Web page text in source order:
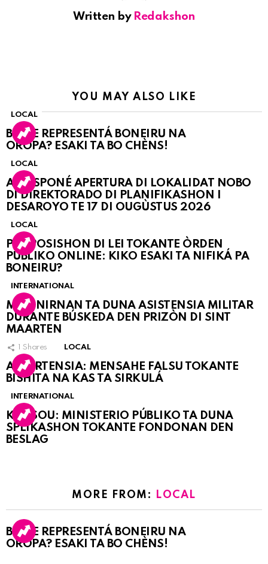
Written by Redakshon
YOU MAY ALSO LIKE
LOCAL
BO KE REPRESENTÁ BONEIRU NA
OROPA? ESAKI TA BO CHÈNS!
LOCAL
A POSPONÉ APERTURA DI LOKALIDAT NOBO
DI DIREKTORADO DI PLANIFIKASHON I
DESAROYO TE 17 DI OUGÙSTUS 2026
LOCAL
PROPOSISHON DI LEI TOKANTE ÒRDEN
PÚBLIKO ONLINE: KIKO ESAKI TA NIFIKÁ PA
BONEIRU?
INTERNATIONAL
MARINIRNAN TA DUNA ASISTENSIA MILITAR
DURANTE BÚSKEDA DEN PRIZÒN DI SINT
MAARTEN
1 Shares LOCAL
ATVERTENSIA: MENSAHE FALSU TOKANTE
BISHITA NA KAS TA SIRKULÁ
INTERNATIONAL
KORSOU: MINISTERIO PÚBLIKO TA DUNA
SPLIKASHON TOKANTE FONDONAN DEN
BESLAG
MORE FROM: LOCAL
BO KE REPRESENTÁ BONEIRU NA
OROPA? ESAKI TA BO CHÈNS!